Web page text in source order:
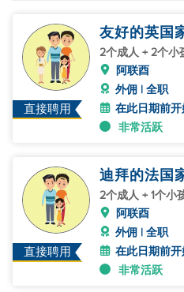
直接聘用
友好的英国
2个成人 + 2个小
阿联酉
外佣 | 全职
在此日期前
非常活跃
直接聘用
迪拜的法国
2个成人 + 1个小
阿联酉
外佣 | 全职
在此日期前
非常活跃